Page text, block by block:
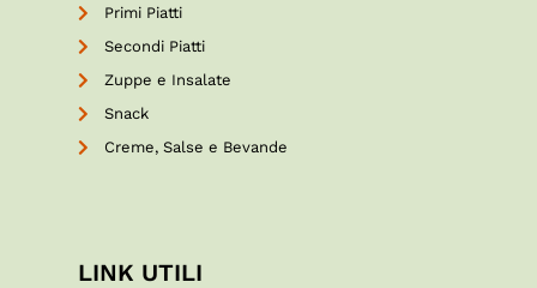
Primi Piatti
Secondi Piatti
Zuppe e Insalate
Snack
Creme, Salse e Bevande
LINK UTILI